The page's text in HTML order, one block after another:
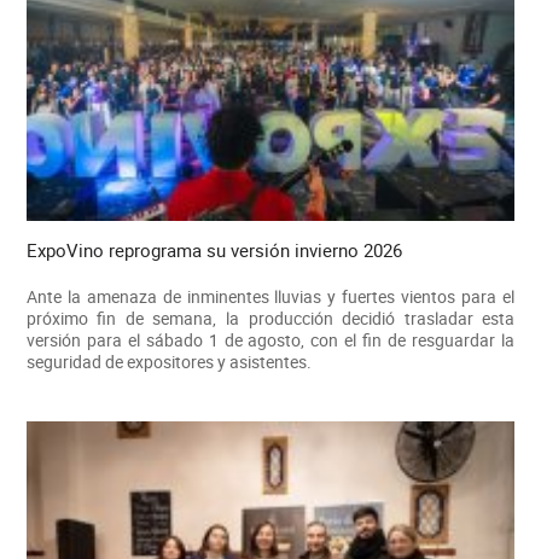
ExpoVino reprograma su versión invierno 2026
Ante la amenaza de inminentes lluvias y fuertes vientos para el
próximo fin de semana, la producción decidió trasladar esta
versión para el sábado 1 de agosto, con el fin de resguardar la
seguridad de expositores y asistentes.